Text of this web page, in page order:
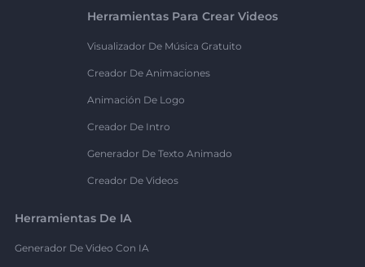
Herramientas Para Crear Videos
Visualizador De Música Gratuito
Creador De Animaciones
Animación De Logo
Creador De Intro
Generador De Texto Animado
Creador De Videos
Herramientas De IA
Generador De Video Con IA